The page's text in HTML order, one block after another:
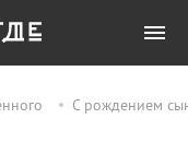
С рождением
Все